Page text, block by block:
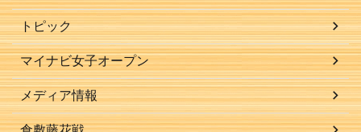
トピック
マイナビ女子オープン
メディア情報